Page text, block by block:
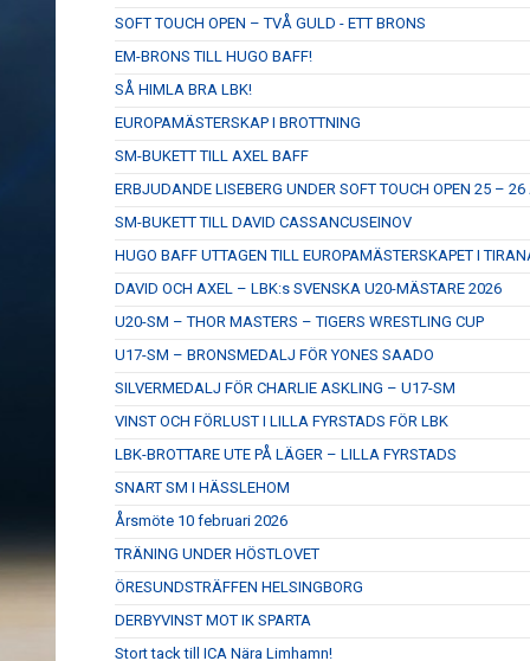
SOFT TOUCH OPEN – TVÅ GULD - ETT BRONS
EM-BRONS TILL HUGO BAFF!
SÅ HIMLA BRA LBK!
EUROPAMÄSTERSKAP I BROTTNING
SM-BUKETT TILL AXEL BAFF
ERBJUDANDE LISEBERG UNDER SOFT TOUCH OPEN 25 – 26
SM-BUKETT TILL DAVID CASSANCUSEINOV
HUGO BAFF UTTAGEN TILL EUROPAMÄSTERSKAPET I
DAVID OCH AXEL – LBK:s SVENSKA U20-MÄSTARE 2026
U20-SM – THOR MASTERS – TIGERS WRESTLING CUP
U17-SM – BRONSMEDALJ FÖR YONES SAADO
SILVERMEDALJ FÖR CHARLIE ASKLING – U17-SM
VINST OCH FÖRLUST I LILLA FYRSTADS FÖR LBK
LBK-BROTTARE UTE PÅ LÄGER – LILLA FYRSTADS
SNART SM I HÄSSLEHOM
Årsmöte 10 februari 2026
TRÄNING UNDER HÖSTLOVET
ÖRESUNDSTRÄFFEN HELSINGBORG
DERBYVINST MOT IK SPARTA
Stort tack till ICA Nära Limhamn!